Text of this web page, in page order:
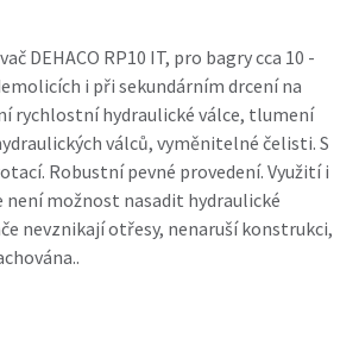
DEHACO RP10 IT, pro bagry cca 10 -
i při sekundárním drcení na
rychlostní hydraulické válce, tlumení
válců, vyměnitelné čelisti. S
Robustní pevné provedení. Využití i
není možnost nasadit hydraulické
nevznikají otřesy, nenaruší konstrukci,